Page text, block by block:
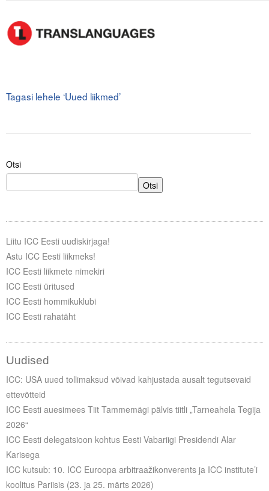
Viidad
ICC komisjonid
Videod
Liitu meililistiga
Oskusteave
Incoterms® 2020
Projektid
Tagasi lehele ‘Uued liikmed’
Otsi
Otsi
Liitu ICC Eesti uudiskirjaga!
Astu ICC Eesti liikmeks!
ICC Eesti liikmete nimekiri
ICC Eesti üritused
ICC Eesti hommikuklubi
ICC Eesti rahatäht
Uudised
ICC: USA uued tollimaksud võivad kahjustada ausalt tegutsevaid
ettevõtteid
ICC Eesti auesimees Tiit Tammemägi pälvis tiitli „Tarneahela Tegija
2026“
ICC Eesti delegatsioon kohtus Eesti Vabariigi Presidendi Alar
Karisega
ICC kutsub: 10. ICC Euroopa arbitraažikonverents ja ICC institute’i
koolitus Pariisis (23. ja 25. märts 2026)